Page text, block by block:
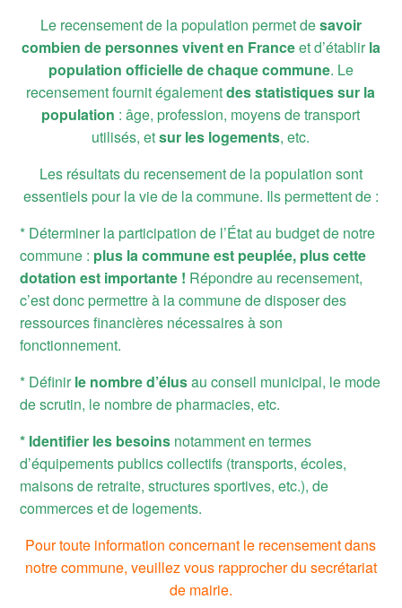
Le recensement de la population permet desavoir
combien de personnes vivent en Franceet d’établirla
population officielle de chaque commune. Le
recensement fournit égalementdes statistiques sur la
population : âge, profession, moyens de transport
utilisés, etsur les logements, etc.
Les résultats du recensement de la population sont
essentiels pour la vie de la commune. Ils permettent de :
* Déterminer la participation de l’État au budget de notre
commune : plus la commune est peuplée, plus cette
dotation est importante ! Répondre au recensement,
c’est donc permettre à la commune de disposer des
ressources financières nécessaires à son
fonctionnement.
* Définirle nombre d’élusau conseil municipal, le mode
de scrutin, le nombre de pharmacies, etc.
* Identifier les besoins notamment en termes
d’équipements publics collectifs (transports, écoles,
maisons de retraite, structures sportives, etc.), de
commerces et de logements.
Pour toute information concernant le recensement dans
notre commune, veuillez vous rapprocher du secrétariat
de mairie.